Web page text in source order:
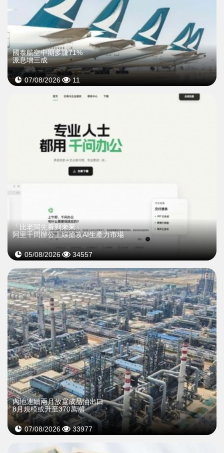
國泰航空中期多賺71%
派息增三成
07/08/2026 11
「比老闆先看到未來」
阿里千問辦公上線搶攻AI生產力市場
05/08/2026 34557
內地連續兩月放寬成品油出口
8月規模或升至370萬噸
07/08/2026 33977